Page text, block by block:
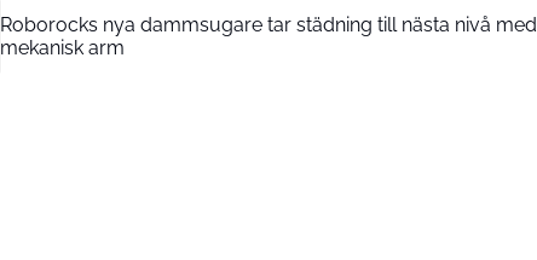
Roborocks nya dammsugare tar städning till nästa nivå med
mekanisk arm